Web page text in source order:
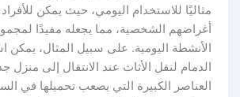
مثاليًا للاستخدام اليومي، حيث يمكن للأفراد
أغراضهم الشخصية، مما يجعله مفيدًا
الأنشطة اليومية. على سبيل المثال، يمكن
الدمام لنقل الأثاث عند الانتقال إلى منزل
العناصر الكبيرة التي يصعب تحميلها في